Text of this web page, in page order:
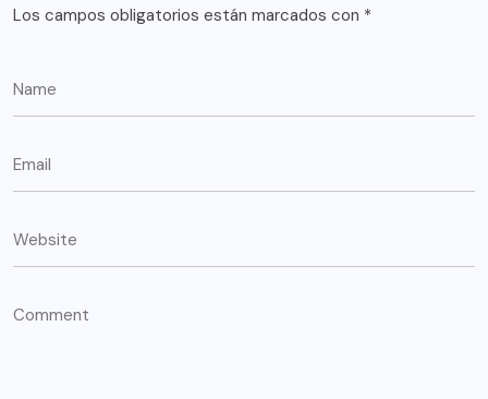
Los campos obligatorios están marcados con *